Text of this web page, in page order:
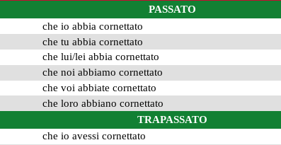
PASSATO
che io abbia cornettato
che tu abbia cornettato
che lui/lei abbia cornettato
che noi abbiamo cornettato
che voi abbiate cornettato
che loro abbiano cornettato
TRAPASSATO
che io avessi cornettato